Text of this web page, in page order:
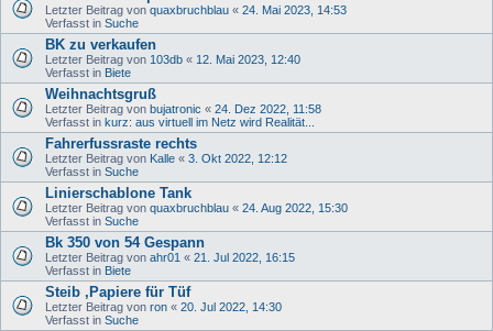
Letzter Beitrag von quaxbruchblau « 24. Mai 2023, 14:53
Verfasst in Suche
BK zu verkaufen
Letzter Beitrag von 103db « 12. Mai 2023, 12:40
Verfasst in Biete
Weihnachtsgruß
Letzter Beitrag von bujatronic « 24. Dez 2022, 11:58
Verfasst in kurz: aus virtuell im Netz wird Realität...
Fahrerfussraste rechts
Letzter Beitrag von Kalle « 3. Okt 2022, 12:12
Verfasst in Suche
Linierschablone Tank
Letzter Beitrag von quaxbruchblau « 24. Aug 2022, 15:30
Verfasst in Suche
Bk 350 von 54 Gespann
Letzter Beitrag von ahr01 « 21. Jul 2022, 16:15
Verfasst in Biete
Steib ,Papiere für Tüf
Letzter Beitrag von ron « 20. Jul 2022, 14:30
Verfasst in Suche